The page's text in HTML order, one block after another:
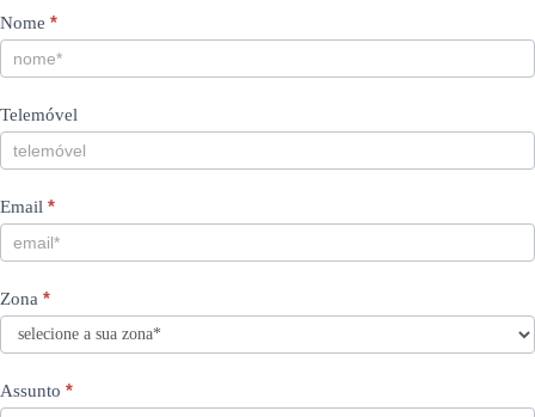
Contacts
PT
Nome *
Telemóvel
Email *
Zona *
Assunto *
If
you
are
leave
this
field